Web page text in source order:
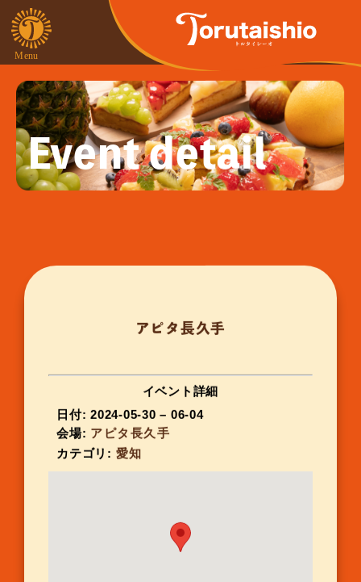
Event detail
アピタ長久手
イベント詳細
日付: 2024-05-30 – 06-04
会場: アピタ長久手
カテゴリ: 愛知